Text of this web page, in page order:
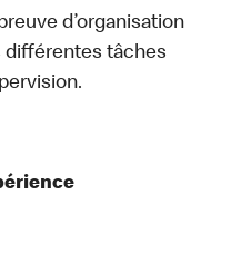
d’organisation
différentes tâches